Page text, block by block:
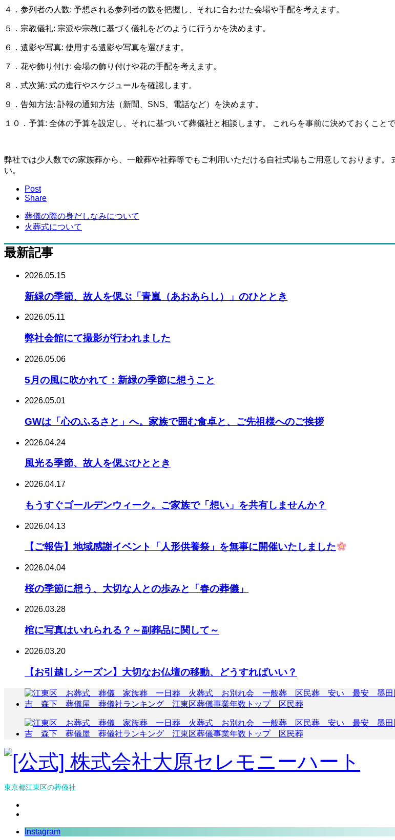
４．参列者の人数: 予想される参列者の数を把握し、それに合わせた会場や手配を考えます。
５．宗教儀礼: 宗派や宗教に基づく儀礼をどのように行うかを決めます。
６．遺影や写真: 使用する遺影や写真を選びます。
７．花や飾り付け: 会場の飾り付けや花の手配を考えます。
８．式次第: 式の進行やスケジュールを確認します。
９．告知方法: 訃報の通知方法（新聞、SNS、電話など）を決めます。
１０．予算: 全体の予算を設定し、それに基づいて葬儀社と相談します。 これらを事前に決めておくこと
弊社では少人数での家族葬から、一般葬や社葬等でもご利用いただける自社式場もご用意しております
い。
Post
Share
葬儀の際の身だしなみについて
火葬式について
最新記事
2026.05.15
新緑の季節、故人を偲ぶ「青嵐（あおあらし）」のひととき
2026.05.11
弊社会館にて撮影が行われました
2026.05.06
5月の風に吹かれて：新緑の季節に想うこと
2026.05.01
GWは「心のふるさと」へ。家族で囲む食卓と、ご先祖様へのご挨拶
2026.04.24
風光る季節、故人を偲ぶひととき
2026.04.17
もうすぐゴールデンウィーク。ご家族で「想い」を共有しませんか？
2026.04.13
【ご報告】地域感謝イベント「人形供養祭」を無事に開催いたしました
2026.04.04
桜の季節に想う、大切な人との歩みと「春の葬儀」
2026.03.28
棺に写真はいれられる？～副葬品に関して～
2026.03.20
【お引越しシーズン】大切なお仏壇の移動、どうすればいい？
東京都江東区の葬儀社
Instagram